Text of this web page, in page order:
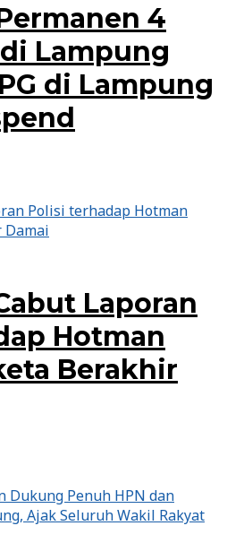
4
Lampung
di Lampung
Laporan
Hotman
Berakhir